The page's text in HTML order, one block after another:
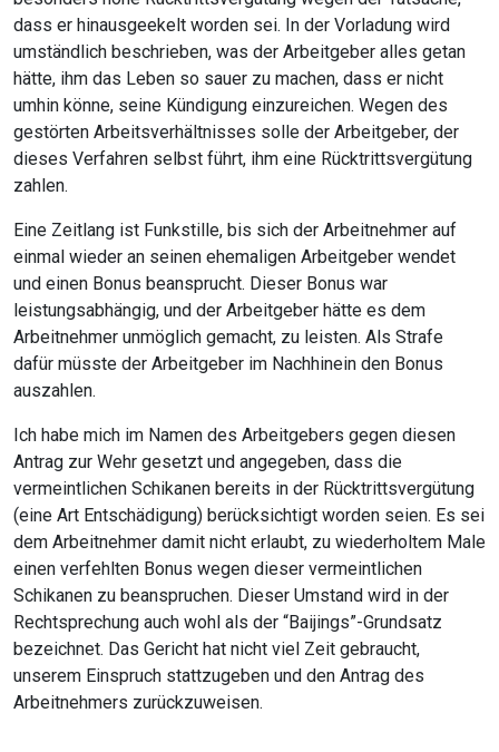
dass er hinausgeekelt worden sei. In der Vorladung wird
umständlich beschrieben, was der Arbeitgeber alles getan
hätte, ihm das Leben so sauer zu machen, dass er nicht
umhin könne, seine Kündigung einzureichen. Wegen des
gestörten Arbeitsverhältnisses solle der Arbeitgeber, der
dieses Verfahren selbst führt, ihm eine Rücktrittsvergütung
zahlen.
Eine Zeitlang ist Funkstille, bis sich der Arbeitnehmer auf
einmal wieder an seinen ehemaligen Arbeitgeber wendet
und einen Bonus beansprucht. Dieser Bonus war
leistungsabhängig, und der Arbeitgeber hätte es dem
Arbeitnehmer unmöglich gemacht, zu leisten. Als Strafe
dafür müsste der Arbeitgeber im Nachhinein den Bonus
auszahlen.
Ich habe mich im Namen des Arbeitgebers gegen diesen
Antrag zur Wehr gesetzt und angegeben, dass die
vermeintlichen Schikanen bereits in der Rücktrittsvergütung
(eine Art Entschädigung) berücksichtigt worden seien. Es sei
dem Arbeitnehmer damit nicht erlaubt, zu wiederholtem Male
einen verfehlten Bonus wegen dieser vermeintlichen
Schikanen zu beanspruchen. Dieser Umstand wird in der
Rechtsprechung auch wohl als der “Baijings”-Grundsatz
bezeichnet. Das Gericht hat nicht viel Zeit gebraucht,
unserem Einspruch stattzugeben und den Antrag des
Arbeitnehmers zurückzuweisen.